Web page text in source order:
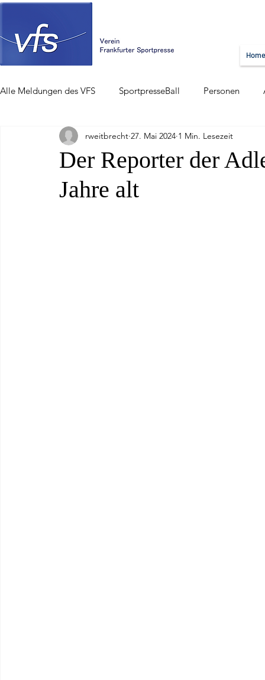
Home
Alle Meldungen des VFS SportpresseBall Personen
Der Reporter der
Jahre alt
rweitbrecht 27. Mai 2024 1 Min. Lesezeit